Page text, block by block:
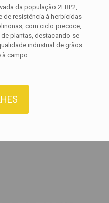
da população 2FRP2,
resistência à herbicidas
com ciclo precoce,
plantas, destacando-se
industrial de grãos
à campo.